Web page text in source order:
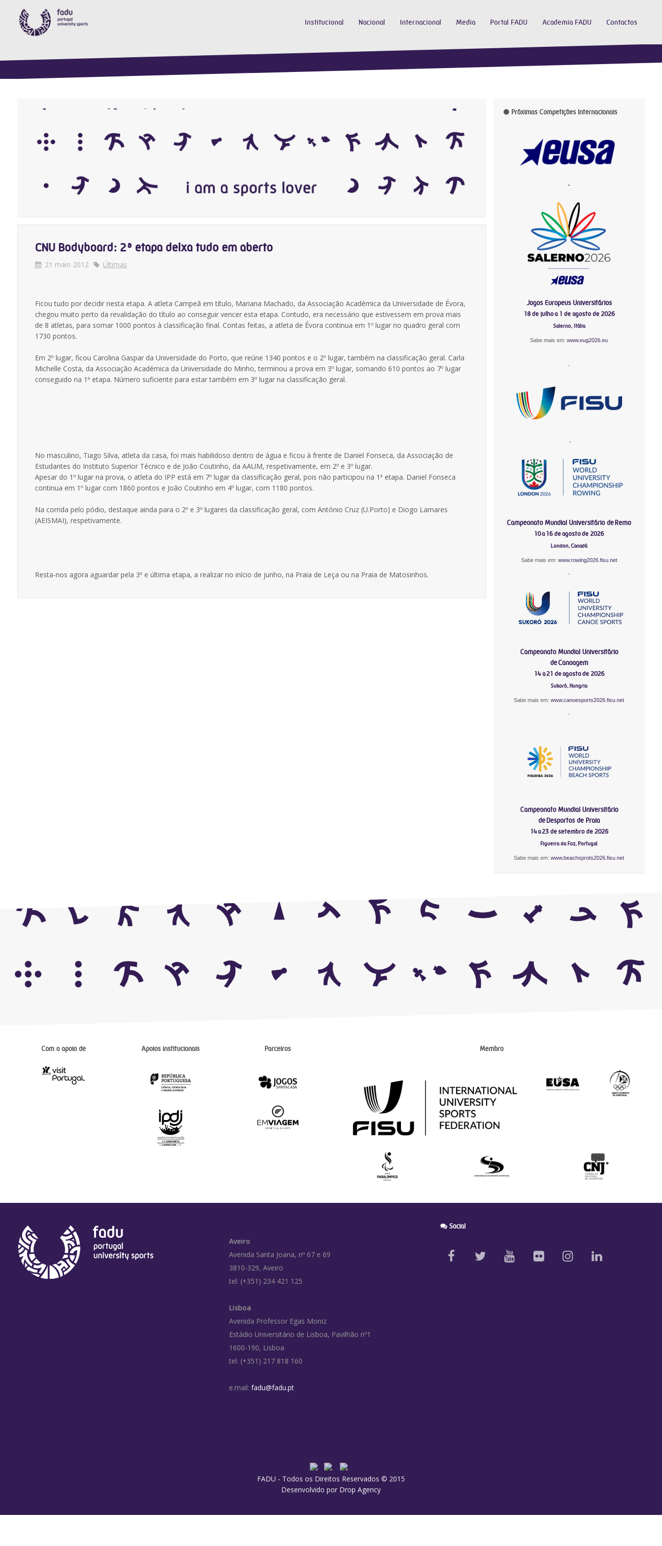
Institucional Nacional Internacional Media Portal FADU Academia FADU Contactos
CNU Bodyboard: 2ª etapa deixa tudo em aberto
21 maio 2012 Últimas
Ficou tudo por decidir nesta etapa. A atleta Campeã em título, Mariana Machado, da Associação Académica da Universidade de Évora,
chegou muito perto da revalidação do título ao conseguir vencer esta etapa. Contudo, era necessário que estivessem em prova mais
de 8 atletas, para somar 1000 pontos à classificação final. Contas feitas, a atleta de Évora continua em 1º lugar no quadro geral com
1730 pontos.
Em 2º lugar, ficou Carolina Gaspar da Universidade do Porto, que reúne 1340 pontos e o 2º lugar, também na classificação geral. Carla
Michelle Costa, da Associação Académica da Universidade do Minho, terminou a prova em 3º lugar, somando 610 pontos ao 7º lugar
conseguido na 1ª etapa. Número suficiente para estar também em 3º lugar na classificação geral.
No masculino, Tiago Silva, atleta da casa, foi mais habilidoso dentro de água e ficou à frente de Daniel Fonseca, da Associação de
Estudantes do Instituto Superior Técnico e de João Coutinho, da AAUM, respetivamente, em 2º e 3º lugar.
Apesar do 1º lugar na prova, o atleta do IPP está em 7º lugar da classificação geral, pois não participou na 1ª etapa. Daniel Fonseca
continua em 1º lugar com 1860 pontos e João Coutinho em 4º lugar, com 1180 pontos.
Na corrida pelo pódio, destaque ainda para o 2º e 3º lugares da classificação geral, com António Cruz (U.Porto) e Diogo Lamares
(AEISMAI), respetivamente.
Resta-nos agora aguardar pela 3ª e última etapa, a realizar no início de junho, na Praia de Leça ou na Praia de Matosinhos.
Próximas Competições Internacionais
-
Jogos Europeus Universitários
18 de julho a 1 de agosto de 2026
Salerno, Itália
Sabe mais em:www.eug2026.eu
-
-
Campeonato Mundial Universitário de Remo
10 a 16 de agosto de 2026
London, Canadá
Sabe mais em: www.rowing2026.fisu.net
-
Campeonato Mundial Universitário
de Canoagem
14 a 21 de agosto de 2026
Sukoró, Hungria
Sabe mais em:www.canoesports2026.fisu.net
-
Campeonato Mundial Universitário
de Desportos de Praia
14 a 23 de setembro de 2026
Figueira da Foz, Portugal
Sabe mais em:www.beachsprots2026.fisu.net
Com o apoio de Apoios institucionais Parceiros Membro
Aveiro
Avenida Santa Joana, nº 67 e 69
3810-329, Aveiro
tel: (+351) 234 421 125
Lisboa
Avenida Professor Egas Moniz
Estádio Universitário de Lisboa, Pavilhão nº1
1600-190, Lisboa
tel: (+351) 217 818 160
e.mail: fadu@fadu.pt
Social
FADU - Todos os Direitos Reservados © 2015
Desenvolvido por Drop Agency